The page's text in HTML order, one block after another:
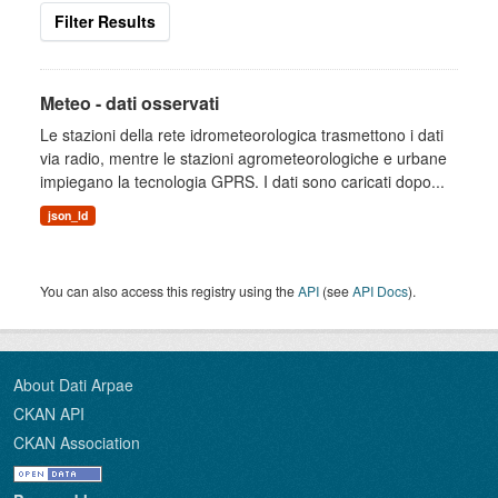
Filter Results
Meteo - dati osservati
Le stazioni della rete idrometeorologica trasmettono i dati
via radio, mentre le stazioni agrometeorologiche e urbane
impiegano la tecnologia GPRS. I dati sono caricati dopo...
json_ld
You can also access this registry using theAPI (seeAPI Docs).
About Dati Arpae
CKAN API
CKAN Association